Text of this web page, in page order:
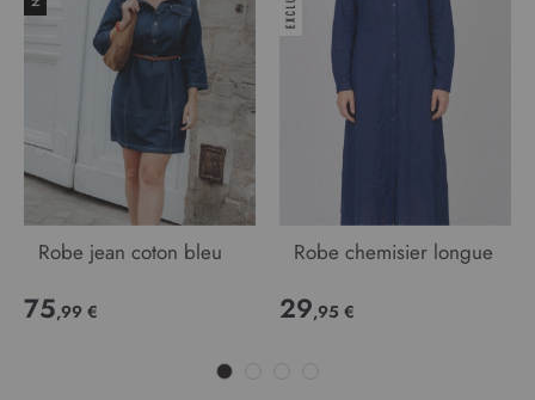
Robe jean coton bleu
75,99 €
Robe chemisier longue
29,95 €